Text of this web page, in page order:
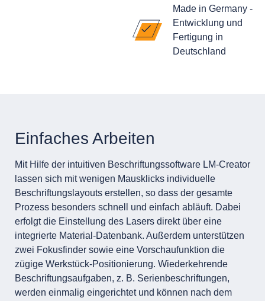
Made in Germany -
Entwicklung und
Fertigung in
Deutschland
Einfaches Arbeiten
Mit Hilfe der intuitiven Beschriftungssoftware LM-Creator
lassen sich mit wenigen Mausklicks individuelle
Beschriftungslayouts erstellen, so dass der gesamte
Prozess besonders schnell und einfach abläuft. Dabei
erfolgt die Einstellung des Lasers direkt über eine
integrierte Material-Datenbank. Außerdem unterstützen
zwei Fokusfinder sowie eine Vorschaufunktion die
zügige Werkstück-Positionierung. Wiederkehrende
Beschriftungsaufgaben, z. B. Serienbeschriftungen,
werden einmalig eingerichtet und können nach dem